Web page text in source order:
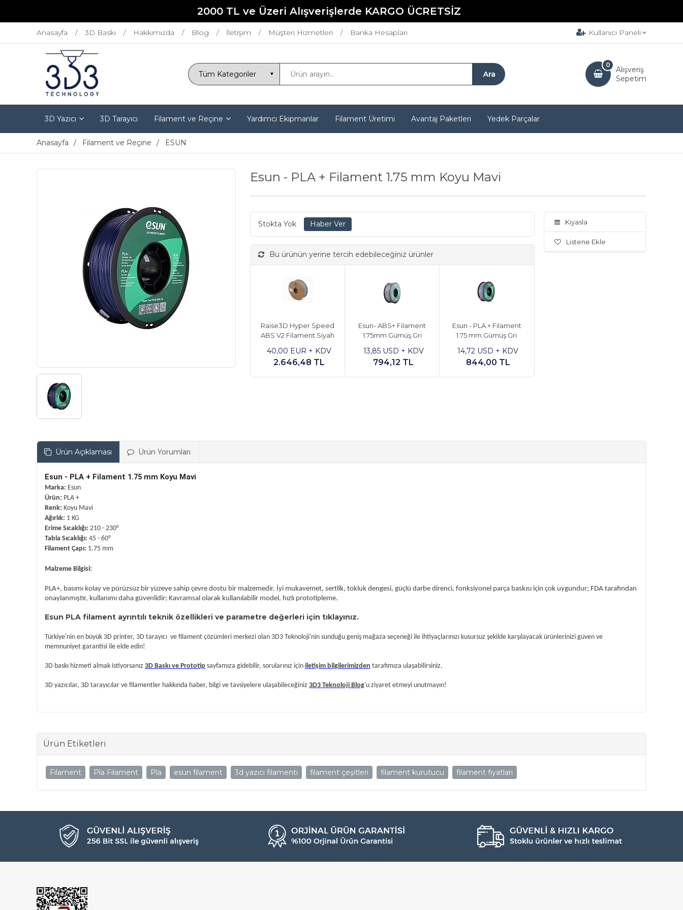
2000 TL ve Üzeri Alışverişlerde KARGO ÜCRETSİZ
Anasayfa 3D Baskı Hakkımızda Blog İletişim Müşteri Hizmetleri Banka Hesapları Kullanıcı Paneli
Alışveriş
Sepetim
0
3D Yazıcı 3D Tarayıcı Filament ve Reçine Yardımcı Ekipmanlar Filament Üretimi Avantaj Paketleri Yedek Parçalar
Anasayfa Filament ve Reçine ESUN
Esun - PLA + Filament 1.75 mm Koyu Mavi
Stokta Yok
Bu ürünün yerine tercih edebileceğiniz ürünler
Raise3D Hyper Speed
ABS V2 Filament Siyah
40,00 EUR + KDV
2.646,48 TL
Esun- ABS+ Filament
1.75mm Gümüş Gri
13,85 USD + KDV
794,12 TL
Esun - PLA + Filament
1.75 mm Gümüş Gri
14,72 USD + KDV
844,00 TL
Kıyasla
Listene Ekle
Ürün Açıklaması Ürün Yorumları
Esun - PLA + Filament 1.75 mm Koyu Mavi
Marka: Esun
Ürün: PLA +
Renk: Koyu Mavi
Ağırlık: 1 KG
Erime Sıcaklığı: 210 - 230°
Tabla Sıcaklığı: 45 - 60°
Filament Çapı: 1.75 mm
Malzeme Bilgisi:
PLA+, basımı kolay ve pürüzsüz bir yüzeye sahip çevre dostu bir malzemedir. İyi mukavemet, sertlik, tokluk dengesi, güçlü darbe direnci, fonksiyonel parça baskısı için çok uygundur; FDA tarafından
onaylanmıştır, kullanımı daha güvenlidir; Kavramsal olarak kullanılabilir model, hızlı prototipleme.
Esun PLA filament ayrıntılı teknik özellikleri ve parametre değerleri için tıklayınız.
Türkiye'nin en büyük 3D printer, 3D tarayıcı ve filament çözümleri merkezi olan 3D3 Teknoloji'nin sunduğu geniş mağaza seçeneği ile ihtiyaçlarınızı kusursuz şekilde karşılayacak ürünlerinizi güven ve
memnuniyet garantisi ile elde edin!
3D baskı hizmeti almak istiyorsanız 3D Baskı ve Prototip sayfamıza gidebilir, sorularınız için iletişim bilgilerimizden tarafımıza ulaşabilirsiniz.
3D yazıcılar, 3D tarayıcılar ve filamentler hakkında haber, bilgi ve tavsiyelere ulaşabileceğiniz 3D3 Teknoloji Blog'u ziyaret etmeyi unutmayın!
Ürün Etiketleri
Filament Pla Filament Pla esun filament 3d yazıcı filamenti filament çeşitleri filament kurutucu filament fiyatları